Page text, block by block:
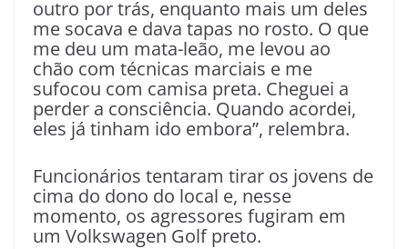
outro por trás, enquanto mais um deles
me socava e dava tapas no rosto. O que
me deu um mata-leão, me levou ao
chão com técnicas marciais e me
sufocou com camisa preta. Cheguei a
perder a consciência. Quando acordei,
eles já tinham ido embora”, relembra.
Funcionários tentaram tirar os jovens de
cima do dono do local e, nesse
momento, os agressores fugiram em
um Volkswagen Golf preto.